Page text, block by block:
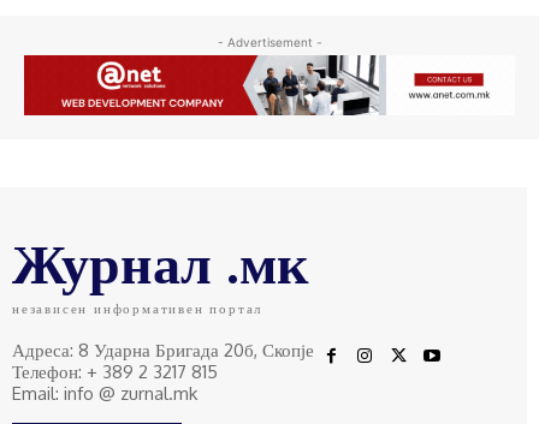
- Advertisement -
Журнал .мк
независен информативен портал
Адреса: 8 Ударна Бригада 20б, Скопје
Телефон: + 389 2 3217 815
Email: info @ zurnal.mk